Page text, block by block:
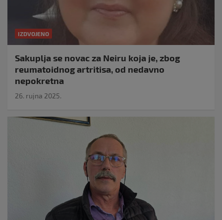
IZDVOJENO
Sakuplja se novac za Neiru koja je, zbog
reumatoidnog artritisa, od nedavno
nepokretna
26. rujna 2025.